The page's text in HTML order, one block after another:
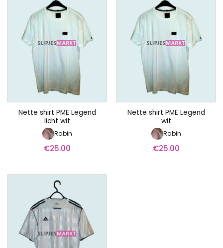
Nette shirt PME Legend
licht wit
Robin
€25.00
Nette shirt PME Legend
wit
Robin
€25.00